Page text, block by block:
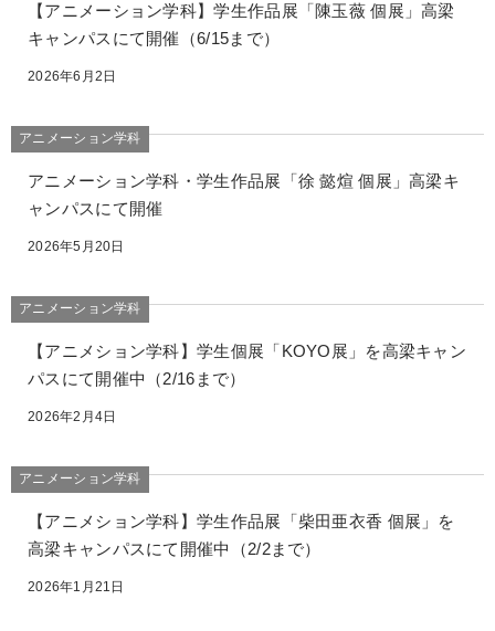
【アニメーション学科】学生作品展「陳玉薇 個展」高梁
キャンパスにて開催（6/15まで）
2026年6月2日
アニメーション学科
アニメーション学科・学生作品展「徐 懿煊 個展」高梁キ
ャンパスにて開催
2026年5月20日
アニメーション学科
【アニメション学科】学生個展「KOYO展」を高梁キャン
パスにて開催中（2/16まで）
2026年2月4日
アニメーション学科
【アニメション学科】学生作品展「柴田亜衣香 個展」を
高梁キャンパスにて開催中（2/2まで）
2026年1月21日